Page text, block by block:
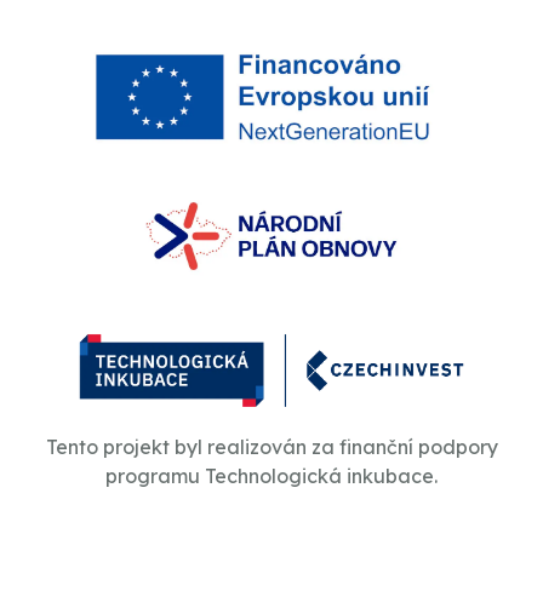
Tento projekt byl realizován za finanční podpory
programu Technologická inkubace.